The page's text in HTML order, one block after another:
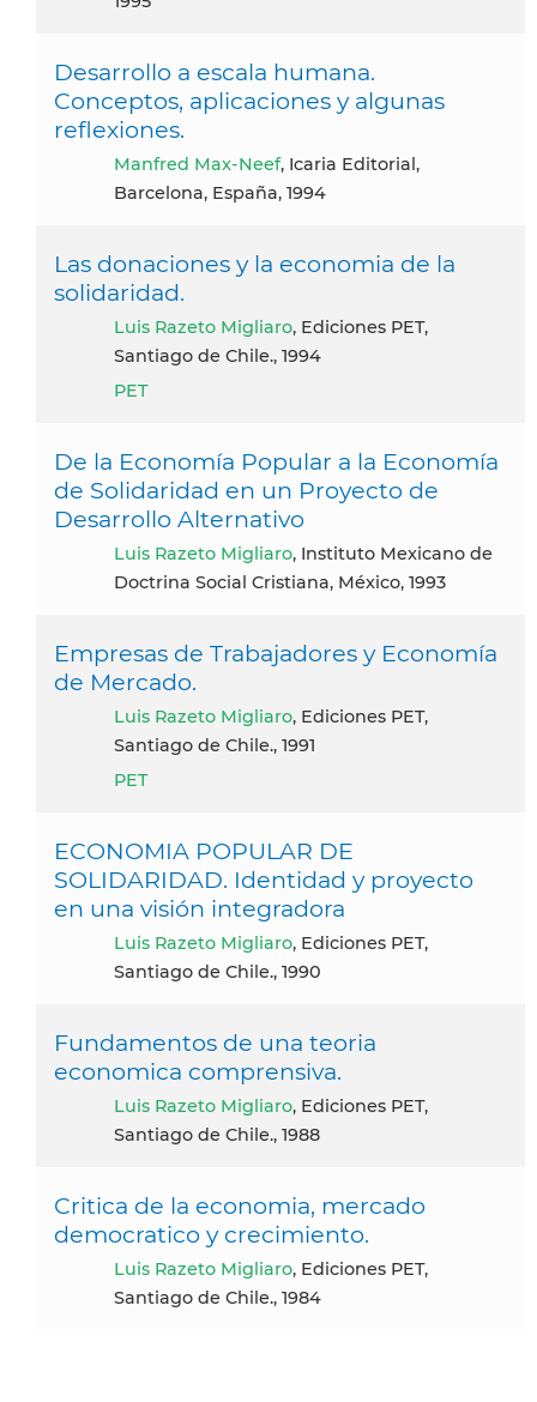
Desarrollo a escala humana.
Conceptos, aplicaciones y algunas
reflexiones.
Manfred Max-Neef, Icaria Editorial,
Barcelona, España, 1994
Las donaciones y la economia de la
solidaridad.
Luis Razeto Migliaro, Ediciones PET,
Santiago de Chile., 1994
PET
De la Economía Popular a la Economía
de Solidaridad en un Proyecto de
Desarrollo Alternativo
Luis Razeto Migliaro, Instituto Mexicano de
Doctrina Social Cristiana, México, 1993
Empresas de Trabajadores y Economía
de Mercado.
Luis Razeto Migliaro, Ediciones PET,
Santiago de Chile., 1991
PET
ECONOMIA POPULAR DE
SOLIDARIDAD. Identidad y proyecto
en una visión integradora
Luis Razeto Migliaro, Ediciones PET,
Santiago de Chile., 1990
Fundamentos de una teoria
economica comprensiva.
Luis Razeto Migliaro, Ediciones PET,
Santiago de Chile., 1988
Critica de la economia, mercado
democratico y crecimiento.
Luis Razeto Migliaro, Ediciones PET,
Santiago de Chile., 1984